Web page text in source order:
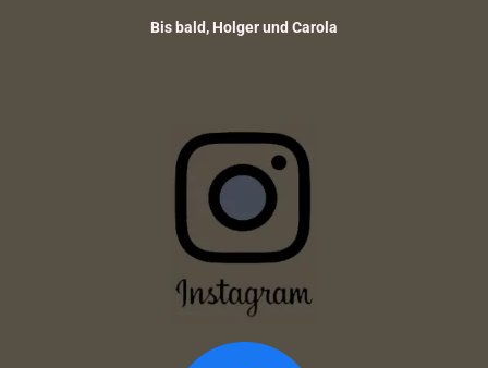
Bis bald, Holger und Carola